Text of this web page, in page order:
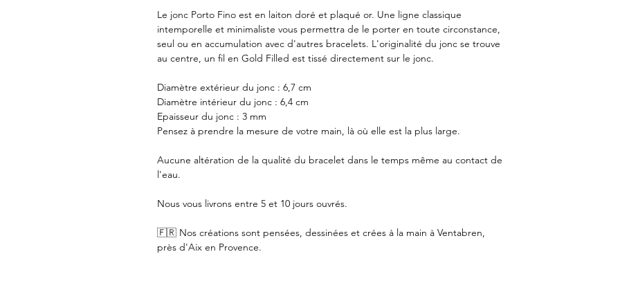
Le jonc Porto Fino est en laiton doré et plaqué or. Une ligne classique
intemporelle et minimaliste vous permettra de le porter en toute circonstance,
seul ou en accumulation avec d'autres bracelets. L'originalité du jonc se trouve
au centre, un fil en Gold Filled est tissé directement sur le jonc.
Diamètre extérieur du jonc : 6,7 cm
Diamètre intérieur du jonc : 6,4 cm
Epaisseur du jonc : 3 mm
Pensez à prendre la mesure de votre main, là où elle est la plus large.
Aucune altération de la qualité du bracelet dans le temps même au contact de
l'eau.
Nous vous livrons entre 5 et 10 jours ouvrés.
🇫🇷 Nos créations sont pensées, dessinées et crées à la main à Ventabren,
près d'Aix en Provence.